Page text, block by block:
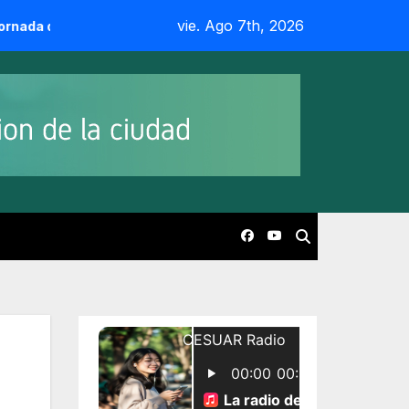
camaradería CESUAR celebró sus 55 años junto a
vie. Ago 7th, 2026